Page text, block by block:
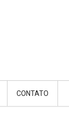
CONTATO